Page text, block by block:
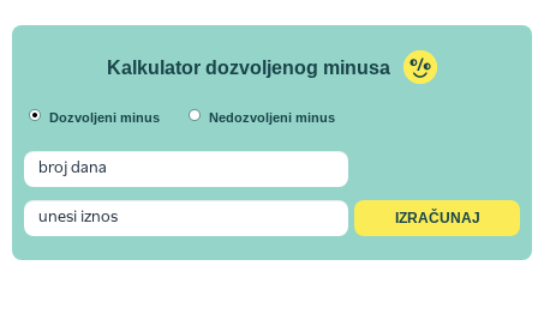
Kalkulator dozvoljenog minusa
Dozvoljeni minus Nedozvoljeni minus